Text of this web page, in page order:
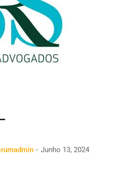
Junho 13, 2024